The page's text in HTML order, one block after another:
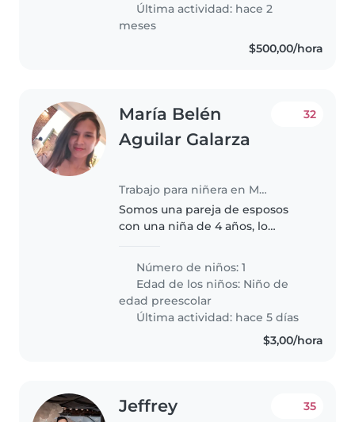
Última actividad: hace 2
meses
$500,00/hora
María Belén
Aguilar Galarza
Trabajo para niñera en Machala
32
Somos una pareja de esposos
con una niña de 4 años, lo
niños y que tengan mucha
paciencia, de 9am a 5:30pm,
escribir solo interesadas por
favor.
Número de niños: 1
Edad de los niños: Niño de
edad preescolar
Última actividad: hace 5 días
$3,00/hora
Jeffrey 35